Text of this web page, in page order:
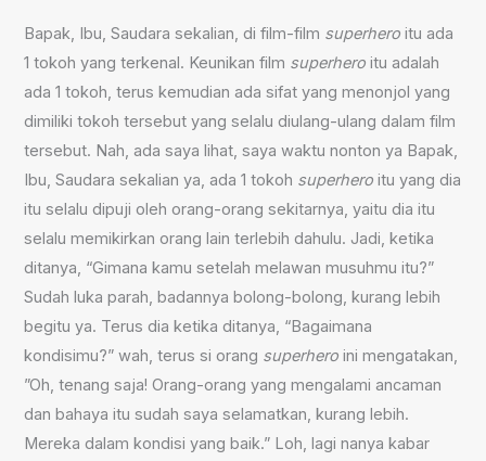
Bapak, Ibu, Saudara sekalian, di film-film superhero itu ada
1 tokoh yang terkenal. Keunikan film superhero itu adalah
ada 1 tokoh, terus kemudian ada sifat yang menonjol yang
dimiliki tokoh tersebut yang selalu diulang-ulang dalam film
tersebut. Nah, ada saya lihat, saya waktu nonton ya Bapak,
Ibu, Saudara sekalian ya, ada 1 tokoh superhero itu yang dia
itu selalu dipuji oleh orang-orang sekitarnya, yaitu dia itu
selalu memikirkan orang lain terlebih dahulu. Jadi, ketika
ditanya, “Gimana kamu setelah melawan musuhmu itu?”
Sudah luka parah, badannya bolong-bolong, kurang lebih
begitu ya. Terus dia ketika ditanya, “Bagaimana
kondisimu?” wah, terus si orang superhero ini mengatakan,
”Oh, tenang saja! Orang-orang yang mengalami ancaman
dan bahaya itu sudah saya selamatkan, kurang lebih.
Mereka dalam kondisi yang baik.” Loh, lagi nanya kabar